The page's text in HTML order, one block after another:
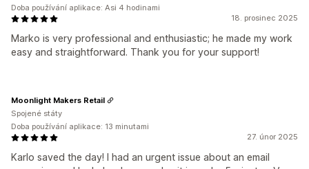
18. prosinec 2025
Marko is very professional and enthusiastic; he made my work
easy and straightforward. Thank you for your support!
Doba používání aplikace: Asi 4 hodinami
27. únor 2025
Karlo saved the day! I had an urgent issue about an email
Moonlight Makers Retail
Spojené státy
Doba používání aplikace: 13 minutami